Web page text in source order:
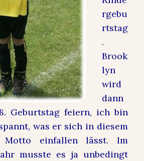
rgebu
rtstag
.
Brook
lyn
wird
dann
Geburtstag feiern, ich bin
was er sich in diesem
einfallen lässt. Im
musste es ja unbedingt